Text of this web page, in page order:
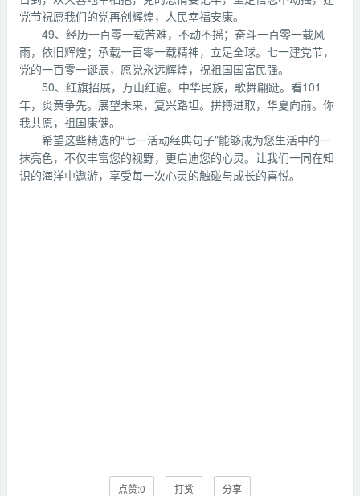
党节祝愿我们的党再创辉煌，人民幸福安康。
49、经历一百零一载苦难，不动不摇；奋斗一百零一载风
雨，依旧辉煌；承载一百零一载精神，立足全球。七一建党节，
党的一百零一诞辰，愿党永远辉煌，祝祖国国富民强。
50、红旗招展，万山红遍。中华民族，歌舞翩跹。看101
年，炎黄争先。展望未来，复兴路坦。拼搏进取，华夏向前。你
我共愿，祖国康健。
希望这些精选的“七一活动经典句子”能够成为您生活中的一
抹亮色，不仅丰富您的视野，更启迪您的心灵。让我们一同在知
识的海洋中遨游，享受每一次心灵的触碰与成长的喜悦。
点赞:0 打赏 分享